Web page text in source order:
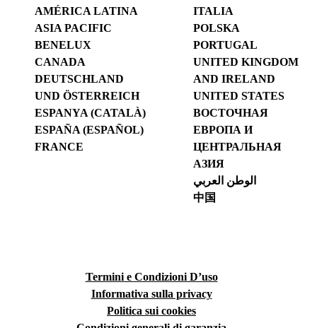
AMÉRICA LATINA
ASIA PACIFIC
BENELUX
CANADA
DEUTSCHLAND
UND ÖSTERREICH
ESPANYA (CATALÀ)
ESPAÑA (ESPAÑOL)
FRANCE
ITALIA
POLSKA
PORTUGAL
UNITED KINGDOM
AND IRELAND
UNITED STATES
ВОСТОЧНАЯ
ЕВРОПА И
ЦЕНТРАЛЬНАЯ
АЗИЯ
الوطن العربي
中国
Termini e Condizioni D’uso
Informativa sulla privacy
Politica sui cookies